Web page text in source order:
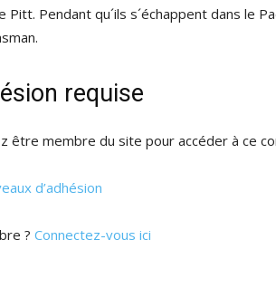
Pitt. Pendant qu´ils s´échappent dans le
requise
être membre du site pour accéder à ce
d’adhésion
? Connectez-vous ici